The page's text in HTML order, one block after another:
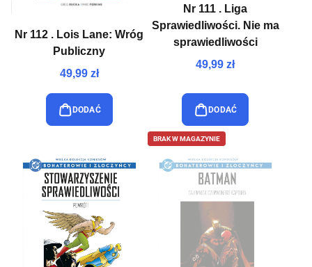
Nr 112 . Lois Lane: Wróg
Publiczny
49,99 zł
DODAĆ
Nr 111 . Liga
Sprawiedliwości. Nie ma
sprawiedliwości
49,99 zł
DODAĆ
BRAK W MAGAZYNIE